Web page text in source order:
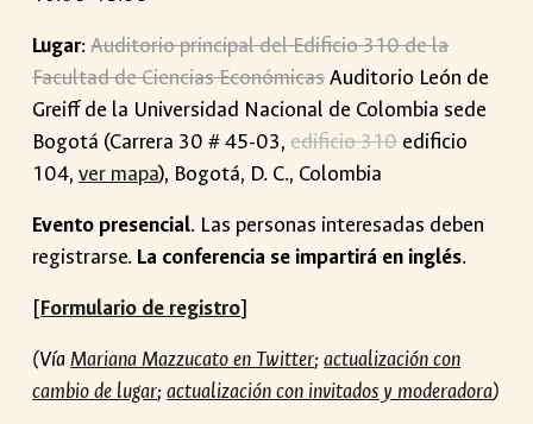
Lugar:Auditorio principal del Edificio 310 de la
Facultad de Ciencias EconómicasAuditorio León de
Greiff de la Universidad Nacional de Colombia sede
Bogotá (Carrera 30 # 45-03,edificio 310 edificio
104,ver mapa), Bogotá, D. C., Colombia
Evento presencial. Las personas interesadas deben
registrarse. La conferencia se impartirá en inglés.
[Formulario de registro]
(VíaMariana Mazzucato en Twitter;actualización con
cambio de lugar;actualización con invitados y moderadora)